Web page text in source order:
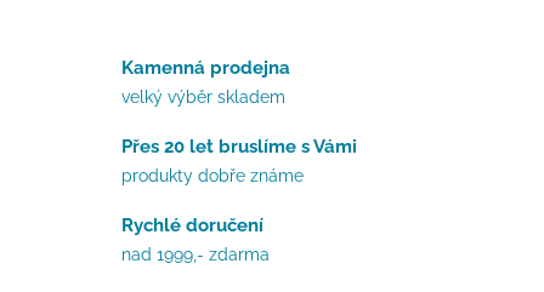
Kamenná prodejna
velký výběr skladem
Přes 20 let bruslíme s Vámi
produkty dobře známe
Rychlé doručení
nad 1999,- zdarma